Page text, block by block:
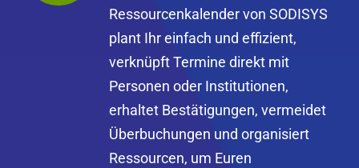
Ressourcenkalender von SODISYS
plant Ihr einfach und effizient,
verknüpft Termine direkt mit
Personen oder Institutionen,
erhaltet Bestätigungen, vermeidet
Überbuchungen und organisiert
Ressourcen, um Euren